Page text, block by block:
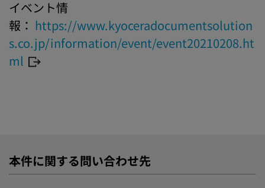
イベント情
報： https://www.kyoceradocumentsolution
s.co.jp/information/event/event20210208.ht
ml
本件に関する問い合わせ先